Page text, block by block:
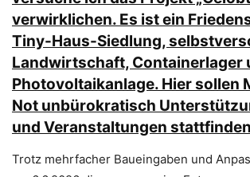
verwirklichen. Es ist ein
Tiny-Haus-Siedlung,
Landwirtschaft, Containerlager
Photovoltaikanlage. Hier sollen
Not unbürokratisch
und Veranstaltungen
Trotz mehrfacher Baueingaben und